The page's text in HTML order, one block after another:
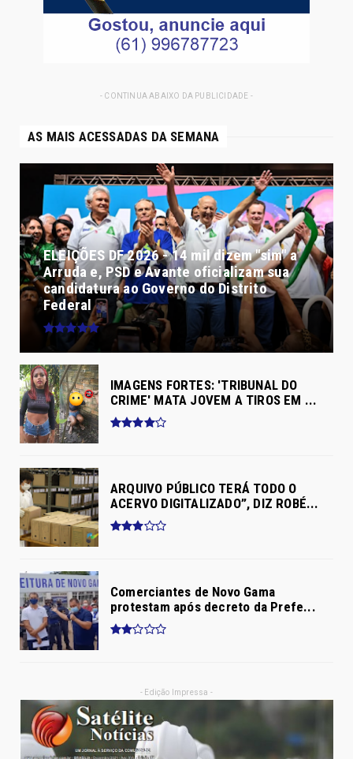
- CONTINUA ABAIXO DA PUBLICIDADE -
AS MAIS ACESSADAS DA SEMANA
ELEIÇÕES DF 2026 - 14 mil dizem "sim" a
Arruda e, PSD e Avante oficializam sua
candidatura ao Governo do Distrito
Federal
IMAGENS FORTES: 'TRIBUNAL DO
CRIME' MATA JOVEM A TIROS EM ...
ARQUIVO PÚBLICO TERÁ TODO O
ACERVO DIGITALIZADO”, DIZ ROBÉ...
Comerciantes de Novo Gama
protestam após decreto da Prefe...
- Edição Impressa -